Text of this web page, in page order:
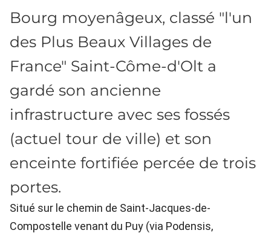
Bourg moyenâgeux, classé "l'un
des Plus Beaux Villages de
France" Saint-Côme-d'Olt a
gardé son ancienne
infrastructure avec ses fossés
(actuel tour de ville) et son
enceinte fortifiée percée de trois
portes.
Situé sur le chemin de Saint-Jacques-de-
Compostelle venant du Puy (via Podensis,